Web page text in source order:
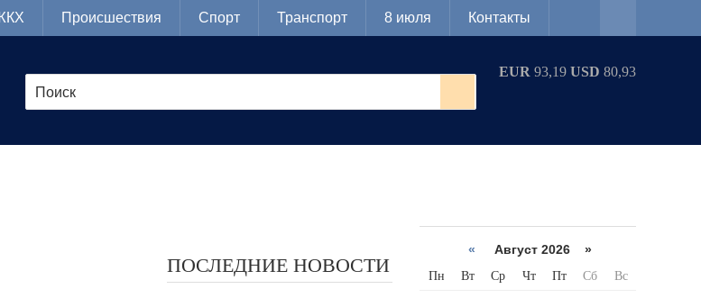
Происшествия Спорт Транспорт 8 июля Контакты
EUR 93,19 USD 80,93
ПОСЛЕДНИЕ НОВОСТИ
« Август 2026 »
Пн Вт Ср Чт Пт Сб Вс